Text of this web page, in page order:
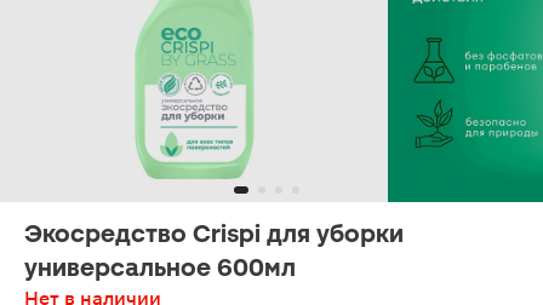
Экосредство Crispi для уборки
универсальное 600мл
Нет в наличии